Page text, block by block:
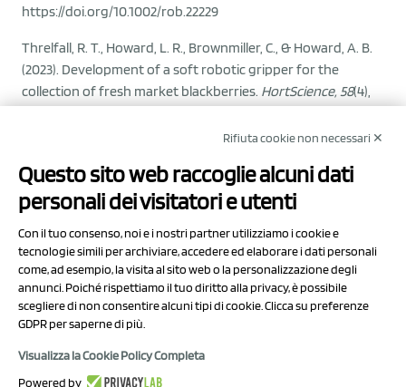
https://doi.org/10.1002/rob.22229
Threlfall, R. T., Howard, L. R., Brownmiller, C., & Howard, A. B.
(2023). Development of a soft robotic gripper for the
collection of fresh market blackberries. HortScience, 58(4),
UC Davis College of Engineering.
https://engineering.ucdavis.edu/news/stavros-
vougioukas-future-farm-robotics
Xiong, Y., Ge, Y., Grimstad, L., & From, P. J. (2020). An
autonomous strawberry-harvesting robot: Design,
development, integration, and field evaluation.Journal of
Field Robotics, 37(2), 202–224.
Rifiuta cookie non necessari ✕
Questo sito web raccoglie alcuni dati
personali dei visitatori e utenti
Con il tuo consenso, noi e i nostri partner utilizziamo i cookie e
tecnologie simili per archiviare, accedere ed elaborare i dati personali
come, ad esempio, la visita al sito web o la personalizzazione degli
annunci. Poiché rispettiamo il tuo diritto alla privacy, è possibile
scegliere di non consentire alcuni tipi di cookie. Clicca su preferenze
GDPR per saperne di più.
Visualizza la Cookie Policy Completa
Powered by